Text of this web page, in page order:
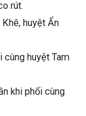
rút.
huyệt Ẩn
cùng huyệt Tam
khi phối cùng